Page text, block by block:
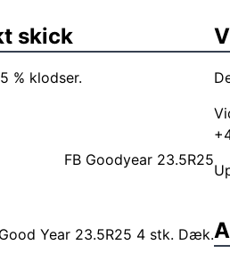
skick
% klodser.
FB Goodyear 23.5R25
Good Year 23.5R25 4 stk. Dæk.